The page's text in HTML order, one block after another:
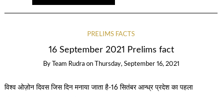
PRELIMS FACTS
16 September 2021 Prelims fact
By Team Rudra on Thursday, September 16, 2021
विश्व ओज़ोन दिवस जिस दिन मनाया जाता है-16 सितंबर आन्ध्र प्रदेश का पहला